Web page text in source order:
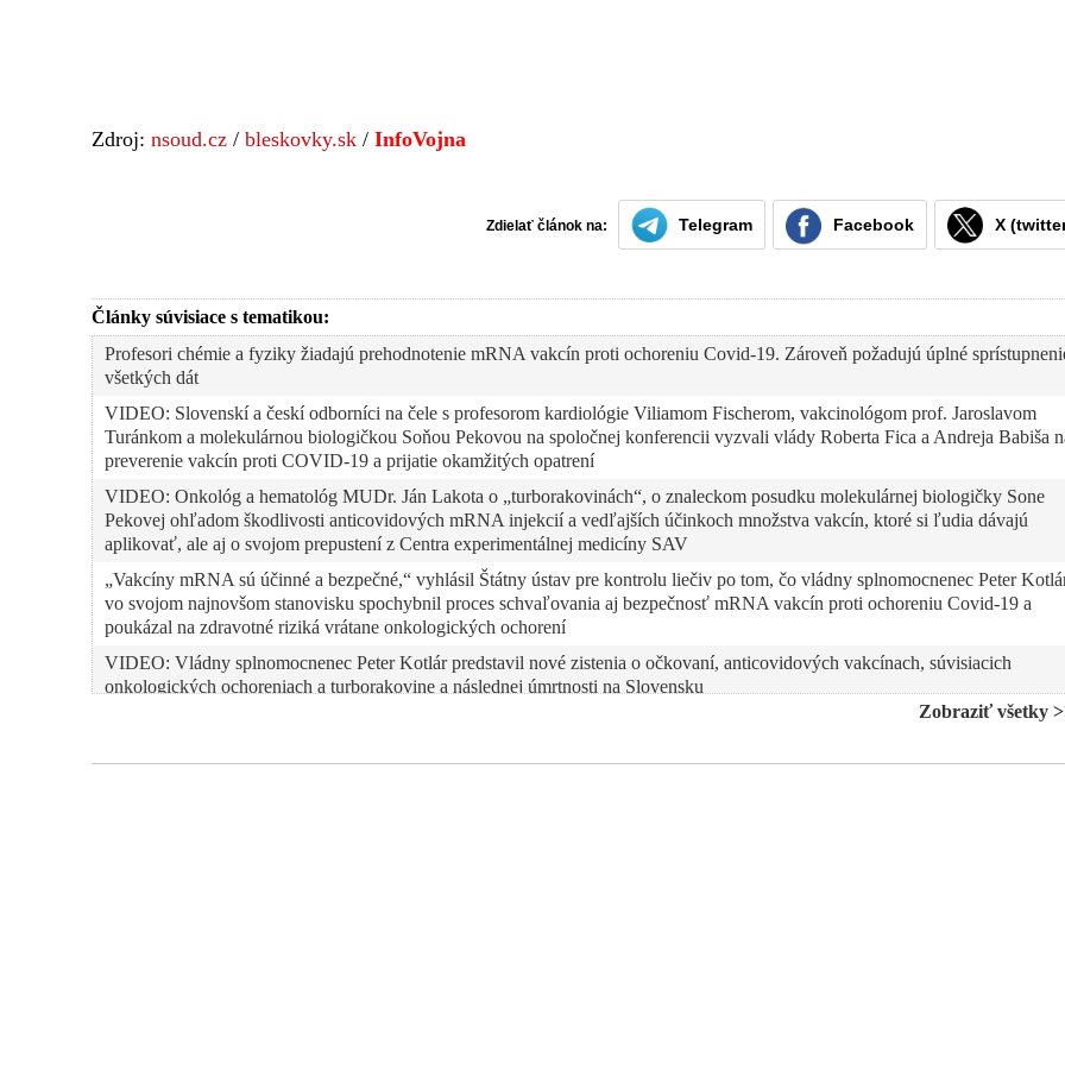
Zdroj: nsoud.cz / bleskovky.sk / InfoVojna
Zdielať článok na: Telegram Facebook X
Články súvisiace s tematikou:
Profesori chémie a fyziky žiadajú prehodnotenie mRNA vakcín proti ochoreniu Covid-19. Zároveň požadujú úplné
všetkých dát
VIDEO: Slovenskí a českí odborníci na čele s profesorom kardiológie Viliamom Fischerom, vakcinológom prof. Jaroslavom
Turánkom a molekulárnou biologičkou Soňou Pekovou na spoločnej konferencii vyzvali vlády Roberta Fica a Andreja Babiša
preverenie vakcín proti COVID-19 a prijatie okamžitých opatrení
VIDEO: Onkológ a hematológ MUDr. Ján Lakota o „turborakovinách“, o znaleckom posudku molekulárnej biologičky Sone
Pekovej ohľadom škodlivosti anticovidových mRNA injekcií a vedľajších účinkoch množstva vakcín, ktoré si ľudia dávajú
aplikovať, ale aj o svojom prepustení z Centra experimentálnej medicíny SAV
„Vakcíny mRNA sú účinné a bezpečné,“ vyhlásil Štátny ústav pre kontrolu liečiv po tom, čo vládny splnomocnenec Peter
vo svojom najnovšom stanovisku spochybnil proces schvaľovania aj bezpečnosť mRNA vakcín proti ochoreniu Covid-19 a
poukázal na zdravotné riziká vrátane onkologických ochorení
VIDEO: Vládny splnomocnenec Peter Kotlár predstavil nové zistenia o očkovaní, anticovidových vakcínach, súvisiacich
onkologických ochoreniach a turborakovine a následnej úmrtnosti na Slovensku
Prof. Viliam Fischer 28 rokov po tom, čo v roku 1998 tím pod jeho vedením prvýkrát úspešne transplantoval srdce, bije na
diskusiu o ich rizikách a vedľajších účinkoch
Zobraziť všetky